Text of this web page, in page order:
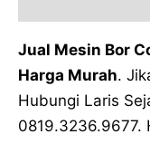
Jual Mesin Bor
Harga Murah.
Hubungi Laris
0819.3236.9677.